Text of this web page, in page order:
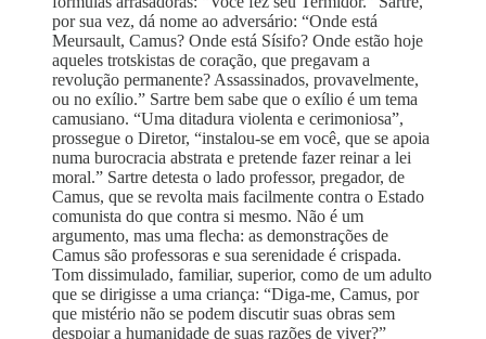
por sua vez, dá nome ao adversário: “Onde está
Meursault, Camus? Onde está Sísifo? Onde estão hoje
aqueles trotskistas de coração, que pregavam a
revolução permanente? Assassinados, provavelmente,
ou no exílio.” Sartre bem sabe que o exílio é um tema
camusiano. “Uma ditadura violenta e cerimoniosa”,
prossegue o Diretor, “instalou-se em você, que se apoia
numa burocracia abstrata e pretende fazer reinar a lei
moral.” Sartre detesta o lado professor, pregador, de
Camus, que se revolta mais facilmente contra o Estado
comunista do que contra si mesmo. Não é um
argumento, mas uma flecha: as demonstrações de
Camus são professoras e sua serenidade é crispada.
Tom dissimulado, familiar, superior, como de um adulto
que se dirigisse a uma criança: “Diga-me, Camus, por
que mistério não se podem discutir suas obras sem
despojar a humanidade de suas razões de viver?”